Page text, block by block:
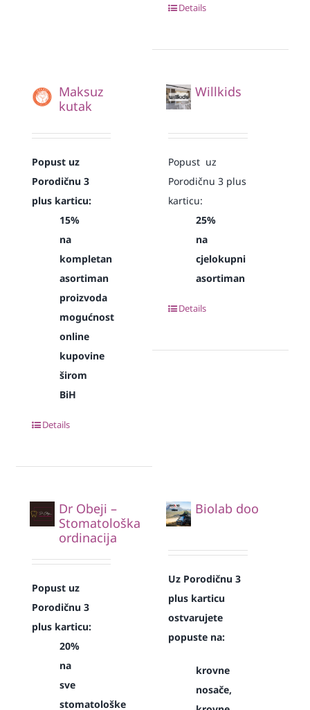
Details
Maksuz
kutak
Popust uz
Porodičnu 3
plus karticu:
15%
na
kompletan
asortiman
proizvoda
mogućnost
online
kupovine
širom
BiH
Details
Willkids
Popust uz
Porodičnu 3 plus
karticu:
25%
na
cjelokupni
asortiman
Details
Dr Obeji –
Stomatološka
ordinacija
Popust uz
Porodičnu 3
plus karticu:
20%
na
sve
stomatološke
Biolab doo
Uz Porodičnu 3
plus karticu
ostvarujete
popuste na:
krovne
nosače,